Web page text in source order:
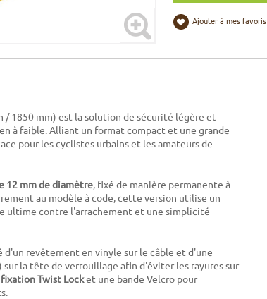
Ajouter à mes favoris
/ 1850 mm) est la solution de sécurité légère et
à faible. Alliant un format compact et une grande
pour les cyclistes urbains et les amateurs de
12 mm de diamètre, fixé de manière permanente à
au modèle à code, cette version utilise un
ultime contre l'arrachement et une simplicité
revêtement en vinyle sur le câble et d'une
la tête de verrouillage afin d'éviter les rayures sur
Twist Locket une bande Velcro pour